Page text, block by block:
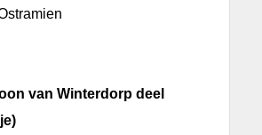
van Winterdorp deel